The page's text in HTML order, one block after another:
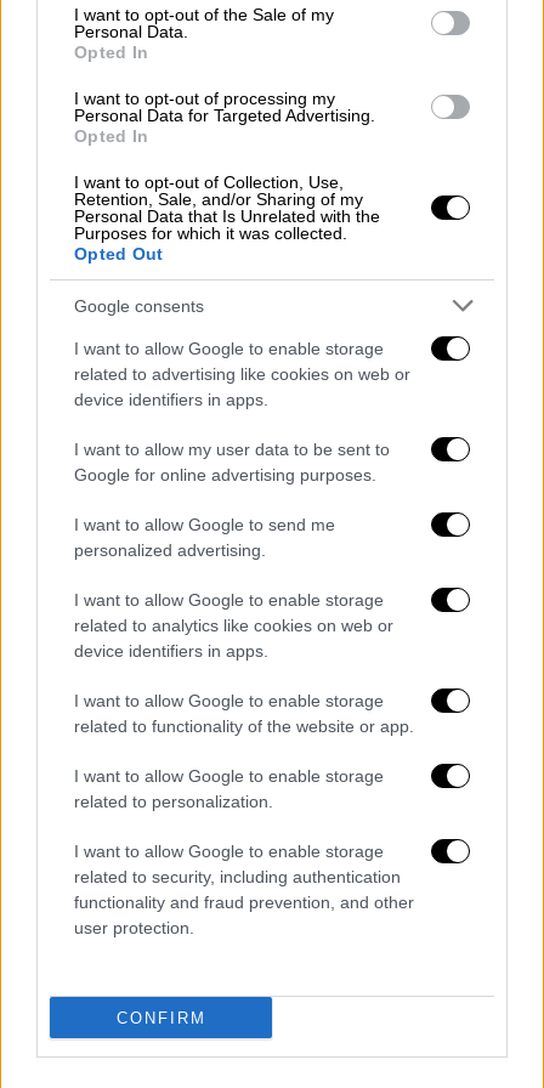
consent section.
I want to opt-out of the Sale of my
Personal Data.
Opted In
I want to opt-out of processing my
Personal Data for Targeted Advertising.
Opted In
I want to opt-out of Collection, Use,
Retention, Sale, and/or Sharing of my
Personal Data that Is Unrelated with the
Purposes for which it was collected.
Opted Out
Google consents
I want to allow Google to enable storage
related to advertising like cookies on web or
device identifiers in apps.
I want to allow my user data to be sent to
Google for online advertising purposes.
I want to allow Google to send me
personalized advertising.
I want to allow Google to enable storage
related to analytics like cookies on web or
device identifiers in apps.
I want to allow Google to enable storage
related to functionality of the website or app.
I want to allow Google to enable storage
related to personalization.
I want to allow Google to enable storage
related to security, including authentication
functionality and fraud prevention, and other
user protection.
CONFIRM
ομαλή κλίση προς τα νοτιοδυτικά, αλλά
σχηματίζει μια απότομη κορυφογραμμή στη
βορειοανατολική πλευρά, ύψους 546 μέτρων.
Η ετυμολογία και το ακριβές νόημα του
ονόματος Κάρμηλος αμφισβητείται, αλλά
μεγάλη πλειοψηφία των ενδιαφερόμενων
μελετητών θεωρούν ότι προέρχεται από τη
σημιτική ρίζα krm, το οποίο το φέρνει κοντά
στο ουσιαστικό κέρεμ, μια λέξη που σημαίνει
«αμπελώνας».
Πού θα χτυπήσει η κακοκαιρία
Αναλυτικά: Κατά τόπους ισχυρές βροχές
καταιγίδεςθα επηρεάσουν:
Το πρωί του Σαββάτου τα νησιά του
βορείου και ανατολικού Αιγαίου.
Από τις πρωινές ώρες του Σαββάτου
μέχρι και τις μεσημβρινές ώρες της
Κυριακής, τις Σποράδες, την Εύβοια, τα
ανατολικά τμήματα της Θεσσαλίας
καθώς και την ανατολική Στερεά.
Σαββάτου μέχρι το πρωί της Κυριακής
θα επηρρεαστεί η ανατολική
Πελοπόννησος και κατά τόπους οι
Κυκλάδες.
Από το βράδυ του Σαββάτου μέχρι και
το πρωί της Δευτέρας ισχυρά φαινόμενα
οποία βαθμιαία θα εξασθενήσουν.
Β.Χιονοπτώσειςθα σημειωθούν αρχικά στα